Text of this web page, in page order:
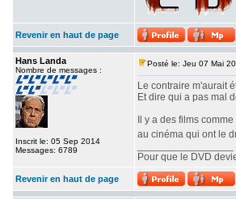
Revenir en haut de page
Hans Landa
Nombre de messages :
Inscrit le: 05 Sep 2014
Messages: 6789
Posté le: Jeu 07 Mai
Le contraire m'aurait
Et dire qui a pas mal
Il y a des films
au cinéma qui ont le
Pour que le DVD
Revenir en haut de page